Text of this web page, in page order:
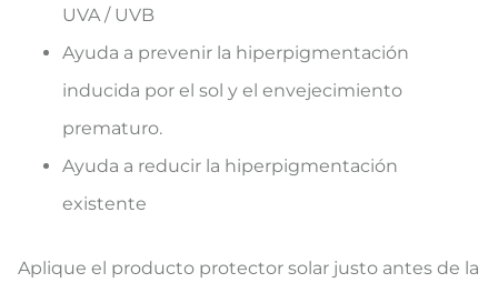
UVA / UVB
Ayuda a prevenir la hiperpigmentación
inducida por el sol y el envejecimiento
prematuro.
Ayuda a reducir la hiperpigmentación
existente
Aplique el producto protector solar justo antes de la